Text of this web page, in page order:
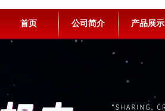
首页 公司简介 产品展示